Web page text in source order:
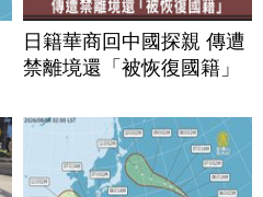
日籍華商回中國探親 傳遭
禁離境還「被恢復國籍」